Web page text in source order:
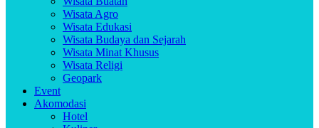
Wisata Agro
Wisata Edukasi
Wisata Budaya dan Sejarah
Wisata Minat Khusus
Wisata Religi
Geopark
Event
Akomodasi
Hotel